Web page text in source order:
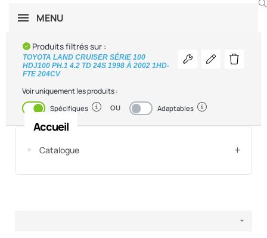
MENU
Produits filtrés sur :
TOYOTA LAND CRUISER SÉRIE 100
HDJ100 PH.1 4.2 TD 24S 1998 À 2002 1HD-
FTE 204CV
Voir les pièces
Modifier mon
Voir uniquement les produits :
Activé Spécifiques OU DésactivéAdaptables
Accueil
Catalogue
